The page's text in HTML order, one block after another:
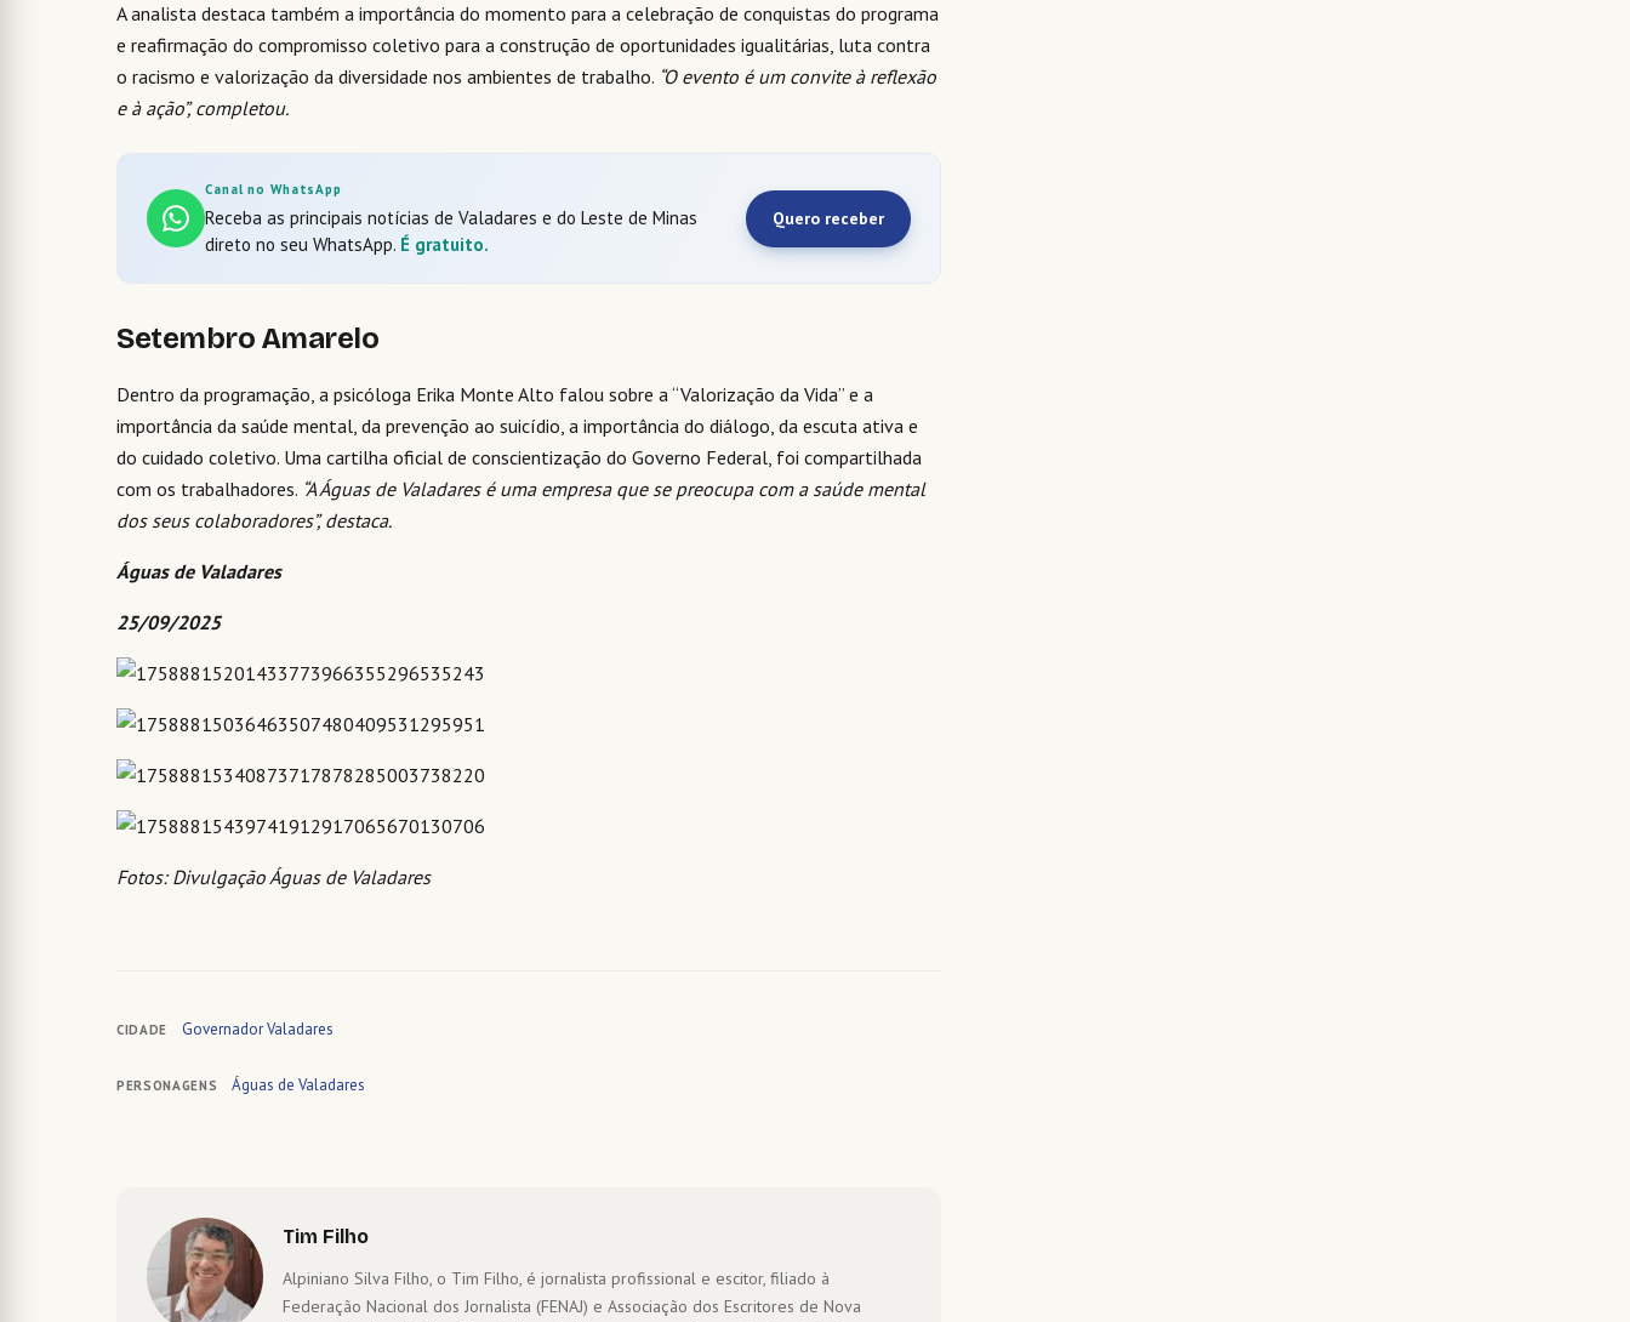
A analista destaca também a importância do momento para a celebração de conquistas do programa
e reafirmação do compromisso coletivo para a construção de oportunidades igualitárias, luta contra
o racismo e valorização da diversidade nos ambientes de trabalho. “O evento é um convite à reflexão
e à ação”, completou.
Canal no WhatsApp
Receba as principais notícias de Valadares e do Leste de Minas
direto no seu WhatsApp. É gratuito.
Quero receber
Setembro Amarelo
Dentro da programação, a psicóloga Erika Monte Alto falou sobre a “Valorização da Vida” e a
importância da saúde mental, da prevenção ao suicídio, a importância do diálogo, da escuta ativa e
do cuidado coletivo. Uma cartilha oficial de conscientização do Governo Federal, foi compartilhada
com os trabalhadores. “A Águas de Valadares é uma empresa que se preocupa com a saúde mental
dos seus colaboradores”, destaca.
Águas de Valadares
25/09/2025
Fotos: Divulgação Águas de Valadares
CIDADE Governador Valadares
PERSONAGENS Águas de Valadares
Tim Filho
Alpiniano Silva Filho, o Tim Filho, é jornalista profissional e escitor, filiado à
Federação Nacional dos Jornalista (FENAJ) e Associação dos Escritores de Nova